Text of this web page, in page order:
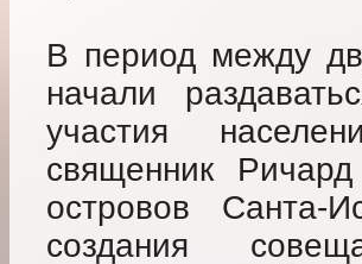
В период между
начали
участия
священник
островов Санта-
создания